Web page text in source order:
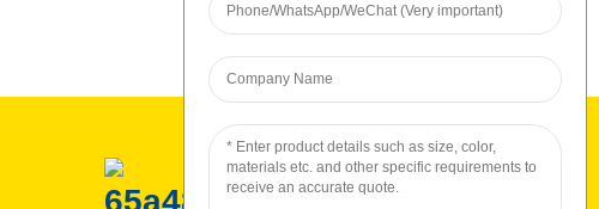
ROC gyártás